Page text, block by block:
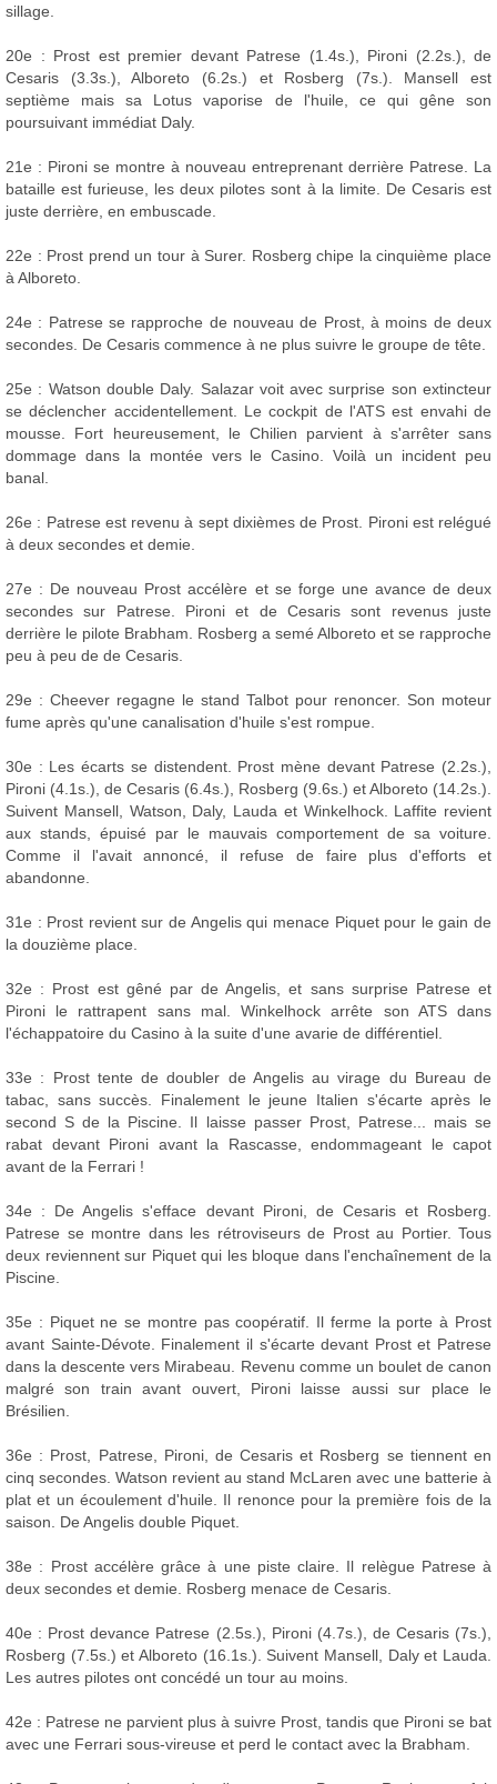
sillage.
20e : Prost est premier devant Patrese (1.4s.), Pironi (2.2s.), de
Cesaris (3.3s.), Alboreto (6.2s.) et Rosberg (7s.). Mansell est
septième mais sa Lotus vaporise de l'huile, ce qui gêne son
poursuivant immédiat Daly.
21e : Pironi se montre à nouveau entreprenant derrière Patrese. La
bataille est furieuse, les deux pilotes sont à la limite. De Cesaris est
juste derrière, en embuscade.
22e : Prost prend un tour à Surer. Rosberg chipe la cinquième place
à Alboreto.
24e : Patrese se rapproche de nouveau de Prost, à moins de deux
secondes. De Cesaris commence à ne plus suivre le groupe de tête.
25e : Watson double Daly. Salazar voit avec surprise son extincteur
se déclencher accidentellement. Le cockpit de l'ATS est envahi de
mousse. Fort heureusement, le Chilien parvient à s'arrêter sans
dommage dans la montée vers le Casino. Voilà un incident peu
banal.
26e : Patrese est revenu à sept dixièmes de Prost. Pironi est relégué
à deux secondes et demie.
27e : De nouveau Prost accélère et se forge une avance de deux
secondes sur Patrese. Pironi et de Cesaris sont revenus juste
derrière le pilote Brabham. Rosberg a semé Alboreto et se rapproche
peu à peu de de Cesaris.
29e : Cheever regagne le stand Talbot pour renoncer. Son moteur
fume après qu'une canalisation d'huile s'est rompue.
30e : Les écarts se distendent. Prost mène devant Patrese (2.2s.),
Pironi (4.1s.), de Cesaris (6.4s.), Rosberg (9.6s.) et Alboreto (14.2s.).
Suivent Mansell, Watson, Daly, Lauda et Winkelhock. Laffite revient
aux stands, épuisé par le mauvais comportement de sa voiture.
Comme il l'avait annoncé, il refuse de faire plus d'efforts et
abandonne.
31e : Prost revient sur de Angelis qui menace Piquet pour le gain de
la douzième place.
32e : Prost est gêné par de Angelis, et sans surprise Patrese et
Pironi le rattrapent sans mal. Winkelhock arrête son ATS dans
l'échappatoire du Casino à la suite d'une avarie de différentiel.
33e : Prost tente de doubler de Angelis au virage du Bureau de
tabac, sans succès. Finalement le jeune Italien s'écarte après le
second S de la Piscine. Il laisse passer Prost, Patrese... mais se
rabat devant Pironi avant la Rascasse, endommageant le capot
avant de la Ferrari !
34e : De Angelis s'efface devant Pironi, de Cesaris et Rosberg.
Patrese se montre dans les rétroviseurs de Prost au Portier. Tous
deux reviennent sur Piquet qui les bloque dans l'enchaînement de la
Piscine.
35e : Piquet ne se montre pas coopératif. Il ferme la porte à Prost
avant Sainte-Dévote. Finalement il s'écarte devant Prost et Patrese
dans la descente vers Mirabeau. Revenu comme un boulet de canon
malgré son train avant ouvert, Pironi laisse aussi sur place le
Brésilien.
36e : Prost, Patrese, Pironi, de Cesaris et Rosberg se tiennent en
cinq secondes. Watson revient au stand McLaren avec une batterie à
plat et un écoulement d'huile. Il renonce pour la première fois de la
saison. De Angelis double Piquet.
38e : Prost accélère grâce à une piste claire. Il relègue Patrese à
deux secondes et demie. Rosberg menace de Cesaris.
40e : Prost devance Patrese (2.5s.), Pironi (4.7s.), de Cesaris (7s.),
Rosberg (7.5s.) et Alboreto (16.1s.). Suivent Mansell, Daly et Lauda.
Les autres pilotes ont concédé un tour au moins.
42e : Patrese ne parvient plus à suivre Prost, tandis que Pironi se bat
avec une Ferrari sous-vireuse et perd le contact avec la Brabham.